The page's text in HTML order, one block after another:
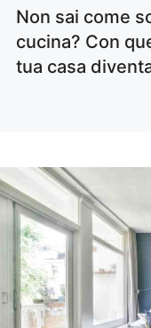
Non sai come
cucina? Con
tua casa